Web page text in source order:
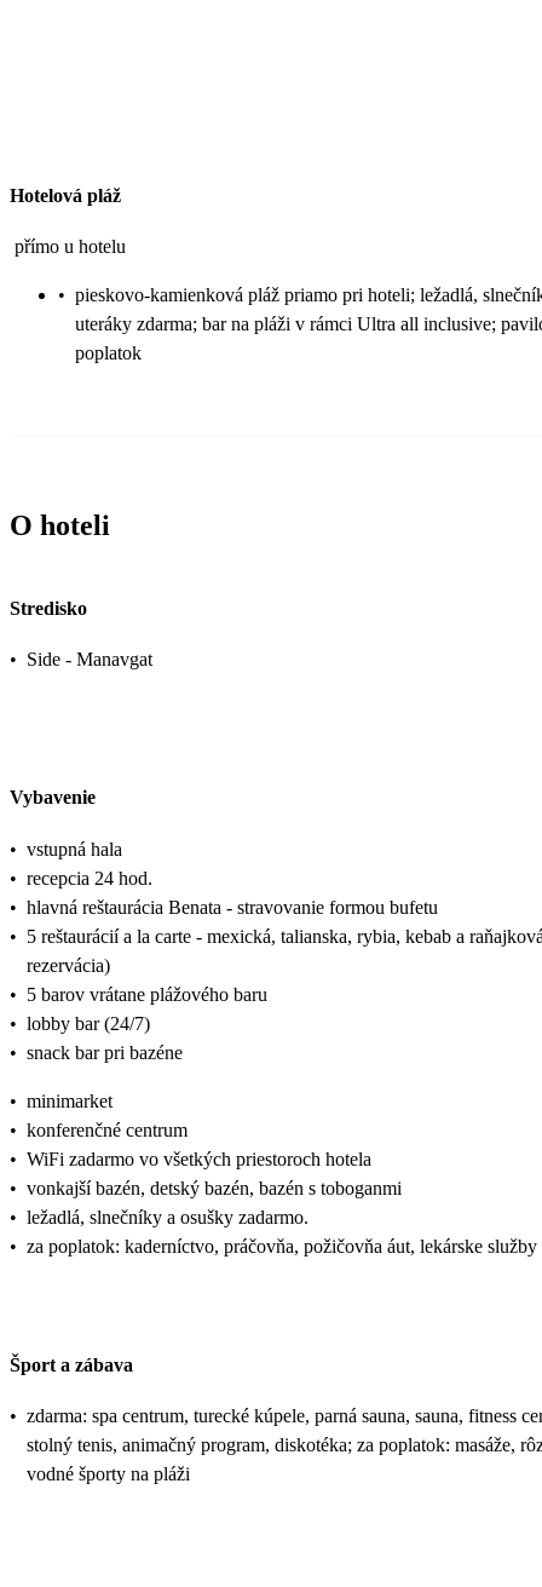
Hotelová pláž
přímo u hotelu
• pieskovo-kamienková pláž priamo pri hoteli; ležadlá,
uteráky zdarma; bar na pláži v rámci Ultra all inclusive;
poplatok
O hoteli
Stredisko
• Side - Manavgat
Vybavenie
• vstupná hala
• recepcia 24 hod.
• hlavná reštaurácia Benata - stravovanie formou bufetu
• 5 reštaurácií a la carte - mexická, talianska, rybia, kebab a
rezervácia)
• 5 barov vrátane plážového baru
• lobby bar (24/7)
• snack bar pri bazéne
• minimarket
• konferenčné centrum
• WiFi zadarmo vo všetkých priestoroch hotela
• vonkajší bazén, detský bazén, bazén s toboganmi
• ležadlá, slnečníky a osušky zadarmo.
• za poplatok: kaderníctvo, práčovňa, požičovňa áut, lekárske služby
Šport a zábava
• zdarma: spa centrum, turecké kúpele, parná sauna, sauna, fitness
stolný tenis, animačný program, diskotéka; za poplatok: masáže,
vodné športy na pláži